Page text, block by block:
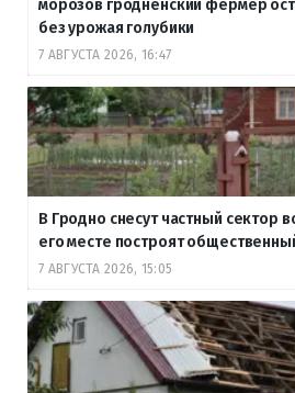
морозов гродненский фермер
без урожая голубики
7 АВГУСТА 2026, 16:47
В Гродно снесут частный сектор
его месте построят
7 АВГУСТА 2026, 15:05